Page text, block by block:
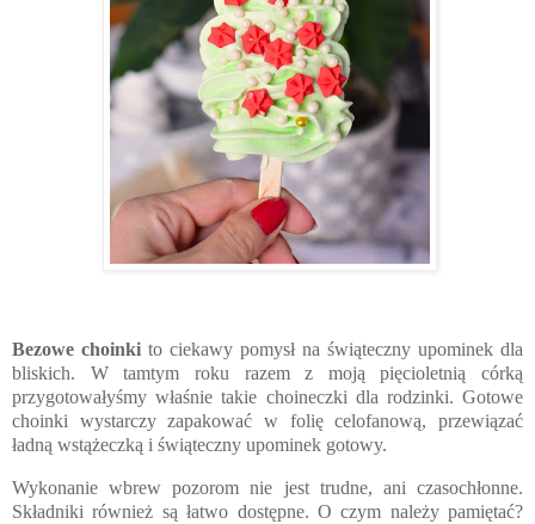
Bezowe choinki to ciekawy pomysł na świąteczny upominek dla
bliskich. W tamtym roku razem z moją pięcioletnią córką
przygotowałyśmy właśnie takie choineczki dla rodzinki. Gotowe
choinki wystarczy zapakować w folię celofanową, przewiązać
ładną wstążeczką i świąteczny upominek gotowy.
Wykonanie wbrew pozorom nie jest trudne, ani czasochłonne.
Składniki również są łatwo dostępne. O czym należy pamiętać?